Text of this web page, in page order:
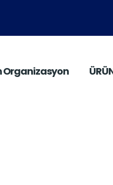
Organizasyon